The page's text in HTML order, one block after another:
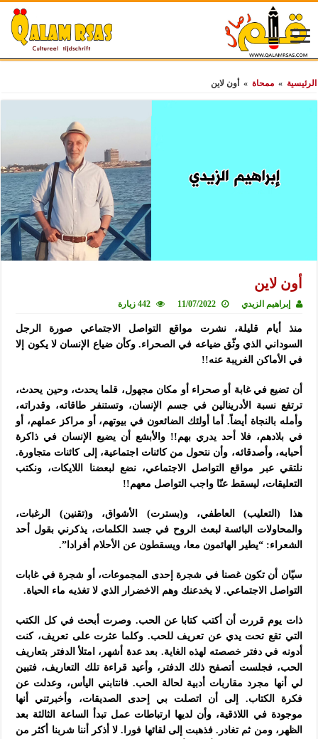
الرئيسية » ممحاة » أون لاين
أون لاين
إبراهيم الزيدي 11/07/2022 442 زيارة
منذ أيام قليلة، نشرت مواقع التواصل الاجتماعي صورة الرجل
السوداني الذي وثّق ضياعه في الصحراء. وكأن ضياع الإنسان لا يكون إلا
في الأماكن الغريبة عنه!!
أن تضيع في غابة أو صحراء أو مكان مجهول، قلما يحدث، وحين يحدث،
ترتفع نسبة الأدرينالين في جسم الإنسان، وتستنفر طاقاته، وقدراته،
وأمله بالنجاة أيضاً. أما أولئك الضائعون في بيوتهم، أو مراكز عملهم، أو
في بلادهم، فلا أحد يدري بهم!! والأبشع أن يضيع الإنسان في ذاكرة
أحبابه، وأصدقائه، وأن نتحول من كائنات اجتماعية، إلى كائنات متجاورة.
نلتقي عبر مواقع التواصل الاجتماعي، نضع لبعضنا اللايكات، ونكتب
التعليقات، ليسقط عنّا واجب التواصل معهم!!
هذا (التعليب) العاطفي، و(بسترت) الأشواق، و(تقنين) الرغبات،
والمحاولات البائسة لبعث الروح في جسد الكلمات، يذكرني بقول أحد
الشعراء: “يطير الهائمون معا، ويسقطون عن الأحلام أفرادا”.
سيّان أن تكون غصنا في شجرة إحدى المجموعات، أو شجرة في غابات
التواصل الاجتماعي. لا يخدعنك وهم الاخضرار الذي لا تغذيه ماء الحياة.
ذات يوم قررت أن أكتب كتابا عن الحب. وصرت أبحث في كل الكتب
التي تقع تحت يدي عن تعريف للحب. وكلما عثرت على تعريف، كنت
أدونه في دفتر خصصته لهذه الغاية. بعد عدة أشهر، امتلأ الدفتر بتعاريف
الحب، فجلست أتصفح ذلك الدفتر، وأعيد قراءة تلك التعاريف، فتبين
لي أنها مجرد مقاربات أدبية لحالة الحب. فانتابني اليأس، وعدلت عن
فكرة الكتاب. إلى أن اتصلت بي إحدى الصديقات، وأخبرتني أنها
موجودة في اللاذقية، وأن لديها ارتباطات عمل تبدأ الساعة الثالثة بعد
الظهر، ومن ثم تغادر. فذهبت إلى لقائها فورا. لا أذكر أننا شربنا أكثر من